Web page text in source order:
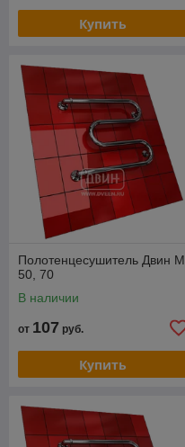
Купить
Полотенцесушитель Двин M
50, 70
В наличии
от 107 руб.
Купить